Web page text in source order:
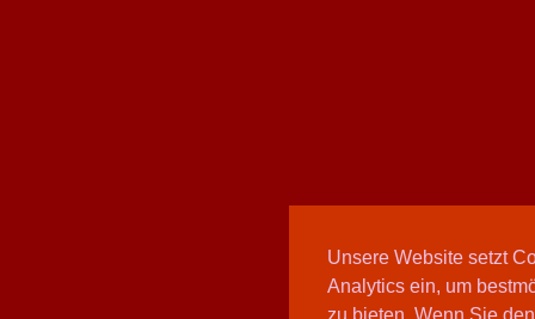
Unsere Website setzt
Analytics ein, um